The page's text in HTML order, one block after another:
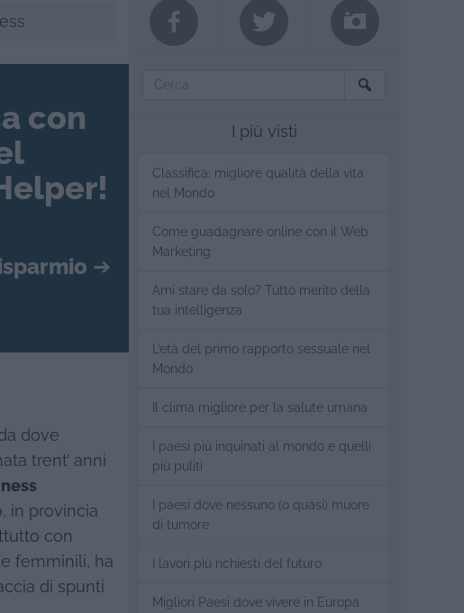
con
➔
dove
trent’ anni
in provincia
con
femminili, ha
di spunti
I più visti
Classifica: migliore qualità della vita
nel Mondo
Come guadagnare online con il Web
Marketing
Ami stare da solo? Tutto merito della
tua intelligenza
L’età del primo rapporto sessuale nel
Mondo
Il clima migliore per la salute umana
I paesi più inquinati al mondo e quelli
più puliti
I paesi dove nessuno (o quasi) muore
di tumore
I lavori più richiesti del futuro
Migliori Paesi dove vivere in Europa